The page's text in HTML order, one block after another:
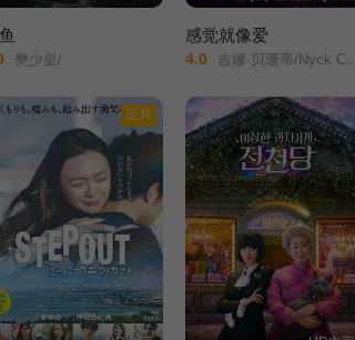
樊少皇/
感觉就像爱
4.0 吉娜·贝珊蒂/Nyck Caution/Ronen Rubinstein/罗南·鲁宾斯坦/安娜·戴维/
正片